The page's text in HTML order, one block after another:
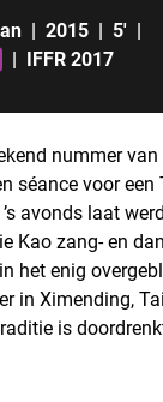
| 2015 | 5' |
| IFFR 2017
nummer van
séance voor een
avonds laat
Kao zang- en
het enig
in Ximending,
is